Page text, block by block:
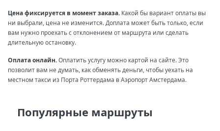
Цена фиксируется в момент заказа. Какой бы вариант оплаты вы
ни выбрали, цена не изменится. Доплата может быть только, если
вам нужно проехать с отклонением от маршрута или сделать
длительную остановку.
Оплата онлайн.Оплатить услугу можно картой на сайте. Это
позволит вам не думать, как обменять деньги, чтобы уехать на
местном такси из Порта Роттердама в Аэропорт Амстердама.
Популярные маршруты